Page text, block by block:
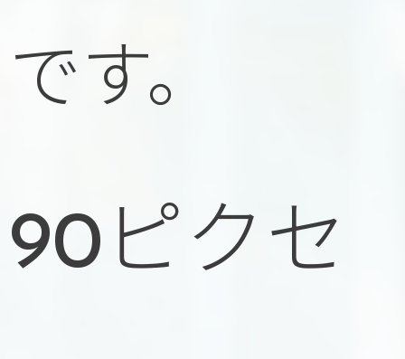
です。
90ピクセ